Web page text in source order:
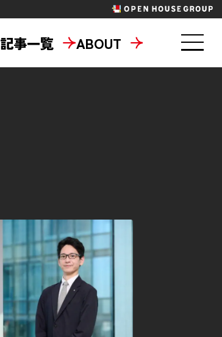
記事一覧 ABOUT